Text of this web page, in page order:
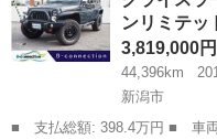
ンリミテ
3,819,000円
44,396km
新潟市
■ 支払総額: 398.4万円 ■ 車両本体価格： 3,819,000 円 ■ メーカ